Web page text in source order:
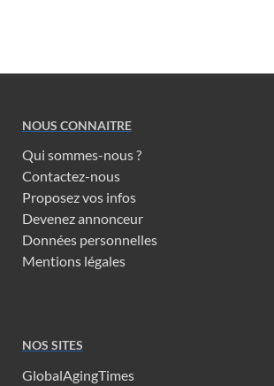
NOUS CONNAITRE
Qui sommes-nous ?
Contactez-nous
Proposez vos infos
Devenez annonceur
Données personnelles
Mentions légales
NOS SITES
GlobalAgingTimes